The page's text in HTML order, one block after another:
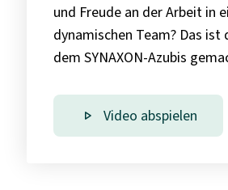
und Freude an der Arbeit in
dynamischen Team? Das ist
dem SYNAXON-Azubis
Video abspielen